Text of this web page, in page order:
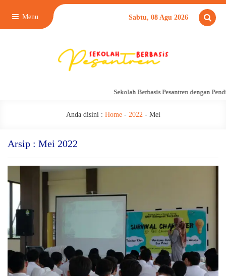
Menu Sabtu, 08 Agu 2026
Sekolah Berbasis Pesantren dengan
Anda disini : Home- 2022- Mei
Arsip : Mei 2022